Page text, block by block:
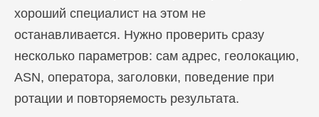
хороший специалист на этом не
останавливается. Нужно проверить сразу
несколько параметров: сам адрес, геолокацию,
ASN, оператора, заголовки, поведение при
ротации и повторяемость результата.